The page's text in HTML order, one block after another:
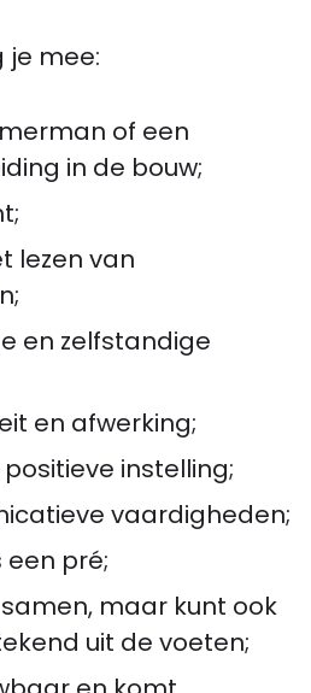
mee:
of een
in de bouw;
lezen van
en zelfstandige
en afwerking;
instelling;
vaardigheden;
een pré;
maar kunt ook
uit de voeten;